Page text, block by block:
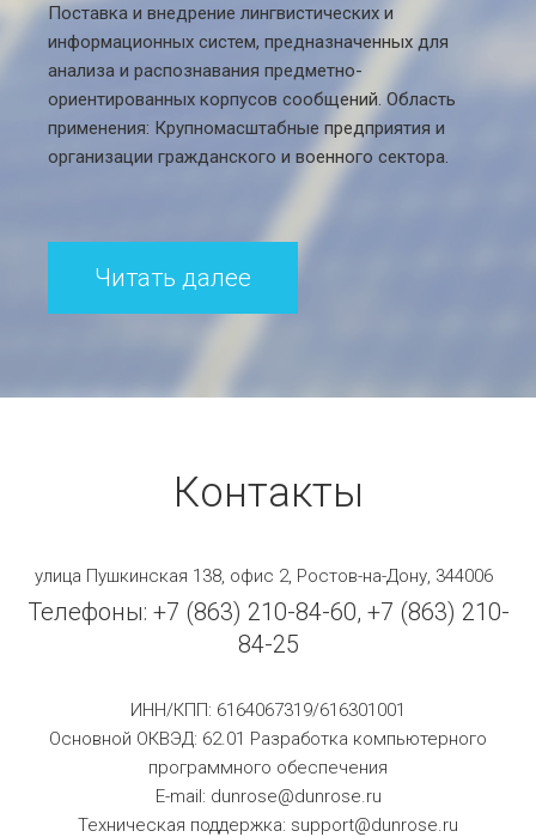
Поставка и внедрение лингвистических и
информационных систем, предназначенных для
анализа и распознавания предметно-
ориентированных корпусов сообщений. Область
применения: Крупномасштабные предприятия и
организации гражданского и военного сектора.
Читать далее
Контакты
улица Пушкинская 138, офис 2, Ростов-на-Дону, 344006
Телефоны: +7 (863) 210-84-60, +7 (863) 210-
84-25
ИНН/КПП: 6164067319/616301001
Основной ОКВЭД: 62.01 Разработка компьютерного
программного обеспечения
E-mail: dunrose@dunrose.ru
Техническая поддержка: support@dunrose.ru